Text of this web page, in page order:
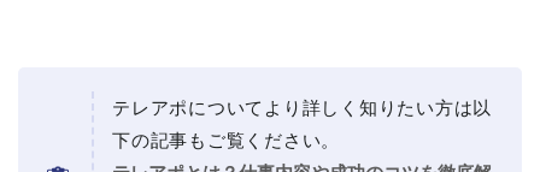
テレアポについてより詳しく知りたい方は以
下の記事もご覧ください。